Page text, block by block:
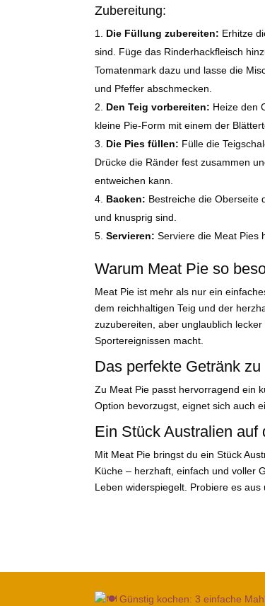
Zubereitung:
Die Füllung zubereiten: Erhitze
sind. Füge das Rinderhackfleisch
Tomatenmark dazu und lasse die
und Pfeffer abschmecken.
Den Teig vorbereiten: Heize den
kleine Pie-Form mit einem der
Die Pies füllen: Fülle die
Drücke die Ränder fest zusammen
entweichen kann.
Backen: Bestreiche die Oberseite
und knusprig sind.
Servieren: Serviere die Meat Pies
Warum Meat Pie so
Meat Pie ist mehr als nur ein
dem reichhaltigen Teig und der
zuzubereiten, aber unglaublich
Sportereignissen macht.
Das perfekte Getränk
Zu Meat Pie passt hervorragend ein
Option bevorzugst, eignet sich auch
Ein Stück Australien auf
Mit Meat Pie bringst du ein Stück
Küche – herzhaft, einfach und voller
Leben widerspiegelt. Probiere es